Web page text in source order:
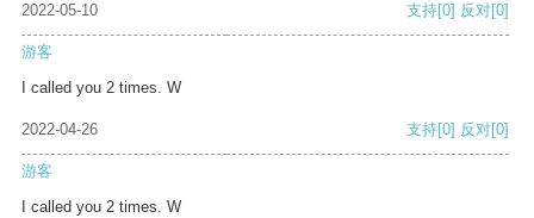
2022-05-10 支持[0] 反对[0]
游客
I called you 2 times. W
2022-04-26 支持[0] 反对[0]
游客
I called you 2 times. W